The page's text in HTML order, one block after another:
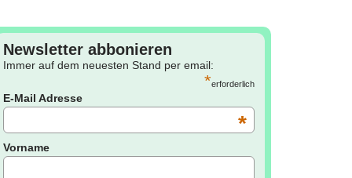
Newsletter abbonieren
Immer auf dem neuesten Stand per email:
*erforderlich
E-Mail Adresse
*
Vorname